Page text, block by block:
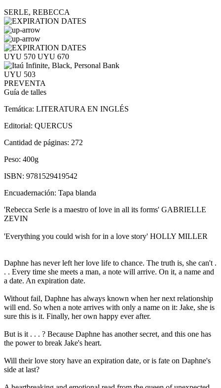
SERLE, REBECCA
UYU 570 UYU 670
UYU 503
PREVENTA
Guía de talles
Temática: LITERATURA EN INGLÉS
Editorial: QUERCUS
Cantidad de páginas: 272
Peso: 400g
ISBN: 9781529419542
Encuadernación: Tapa blanda
'Rebecca Serle is a maestro of love in all its forms' GABRIELLE
ZEVIN
'Everything you could wish for in a love story' HOLLY MILLER
Daphne has never left her love life to chance. The truth is, she can't .
. . Every time she meets a man, a note will arrive. On it, a name and
a date. An expiration date.
Without fail, Daphne has always known when her next relationship
will end. So when a note arrives with only a name on it: Jake, she is
sure this is it. Finally, her own happy ever after.
But is it . . . ? Because Daphne has another secret, and this one has
the power to break Jake's heart.
Will their love story have an expiration date, or is fate on Daphne's
side at last?